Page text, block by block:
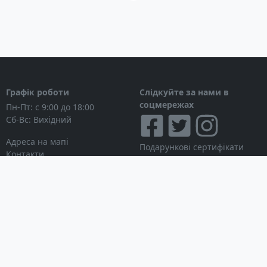
Графік роботи
Пн-Пт: с 9:00 до 18:00
Сб-Вс: Вихідний
Адреса на мапі
Контакти
Слідкуйте за нами в
соцмережах
Подарункові сертифікати
Дисконтні картки